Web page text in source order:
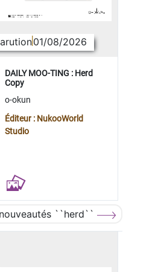
01/08/2026
DAILY MOO-TING : Herd
Copy
o-okun
Éditeur : NukooWorld
Studio
``herd``